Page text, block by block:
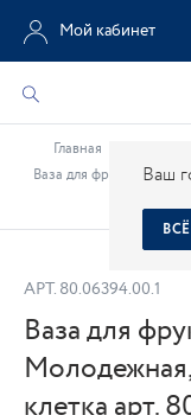
Ваш
Мой кабинет
Главная
Ваза для фруктов,
АРТ. 80.06394.00.1
Ваза для
клетка арт.